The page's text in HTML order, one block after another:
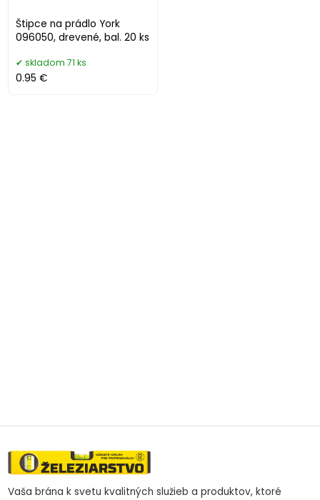
Štipce na prádlo York
096050, drevené, bal. 20 ks
skladom 71 ks
0.95 €
Vaša brána k svetu kvalitných služieb a produktov, ktoré